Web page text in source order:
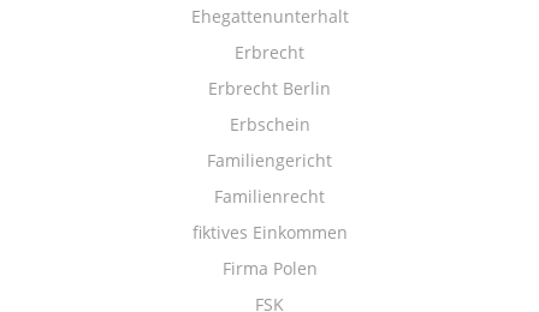
Ehegattenunterhalt
Erbrecht
Erbrecht Berlin
Erbschein
Familiengericht
Familienrecht
fiktives Einkommen
Firma Polen
FSK